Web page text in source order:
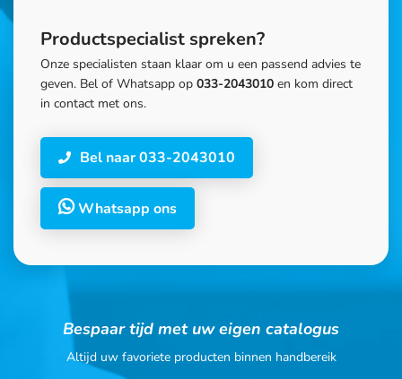
Productspecialist spreken?
Onze specialisten staan klaar om u een passend advies te
geven. Bel of Whatsapp op 033-2043010 en kom direct
in contact met ons.
Bel naar 033-2043010
Whatsapp ons
Bespaar tijd met uw eigen catalogus
Altijd uw favoriete producten binnen handbereik